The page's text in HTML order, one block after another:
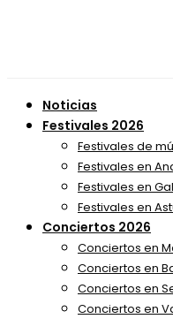
Noticias
Festivales 2026
Festivales de
Festivales en
Festivales en
Festivales en
Conciertos 2026
Conciertos en
Conciertos en
Conciertos en
Conciertos en